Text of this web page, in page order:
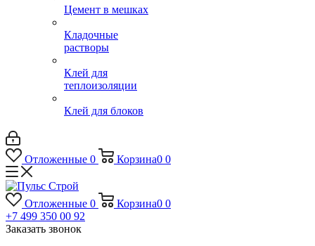
Цемент в мешках
Кладочные
растворы
Клей для
теплоизоляции
Клей для блоков
Отложенные 0 Корзина0 0
Отложенные 0 Корзина0 0
+7 499 350 00 92
Заказать звонок